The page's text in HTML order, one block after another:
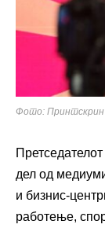
Фото: Принтскрин
дел од
и бизнис-
работење,